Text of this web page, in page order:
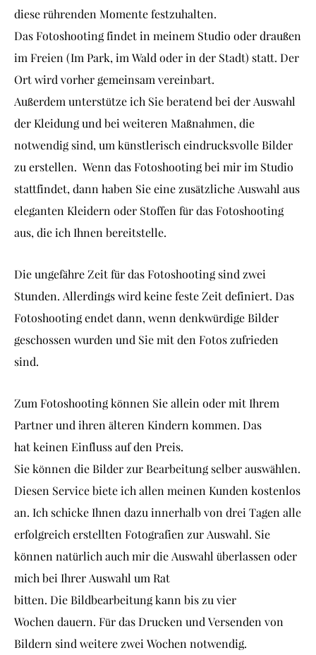
diese rührenden Momente festzuhalten.
Das Fotoshooting findet in meinem Studio oder draußen
im Freien (Im Park, im Wald oder in der Stadt) statt. Der
Ort wird vorher gemeinsam vereinbart.
Außerdem unterstütze ich Sie beratend bei der Auswahl
der Kleidung und bei weiteren Maßnahmen, die
notwendig sind, um künstlerisch eindrucksvolle Bilder
zu erstellen. Wenn das Fotoshooting bei mir im Studio
stattfindet, dann haben Sie eine zusätzliche Auswahl aus
eleganten Kleidern oder Stoffen für das Fotoshooting
aus, die ich Ihnen bereitstelle.
Die ungefähre Zeit für das Fotoshooting sind zwei
Stunden. Allerdings wird keine feste Zeit definiert. Das
Fotoshooting endet dann, wenn denkwürdige Bilder
geschossen wurden und Sie mit den Fotos zufrieden
sind.
Zum Fotoshooting können Sie allein oder mit Ihrem
Partner und ihren älteren Kindern kommen. Das
hat keinen Einfluss auf den Preis.
Sie können die Bilder zur Bearbeitung selber auswählen.
Diesen Service biete ich allen meinen Kunden kostenlos
an. Ich schicke Ihnen dazu innerhalb von drei Tagen alle
erfolgreich erstellten Fotografien zur Auswahl. Sie
können natürlich auch mir die Auswahl überlassen oder
mich bei Ihrer Auswahl um Rat
bitten. Die Bildbearbeitung kann bis zu vier
Wochen dauern. Für das Drucken und Versenden von
Bildern sind weitere zwei Wochen notwendig.